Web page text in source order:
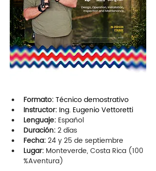
Formato:Técnico demostrativo
Instructor: Ing. Eugenio Vettoretti
Lenguaje: Español
Duración: 2 días
Fecha: 24 y 25 de septiembre
Lugar: Monteverde, Costa Rica (100
%Aventura)